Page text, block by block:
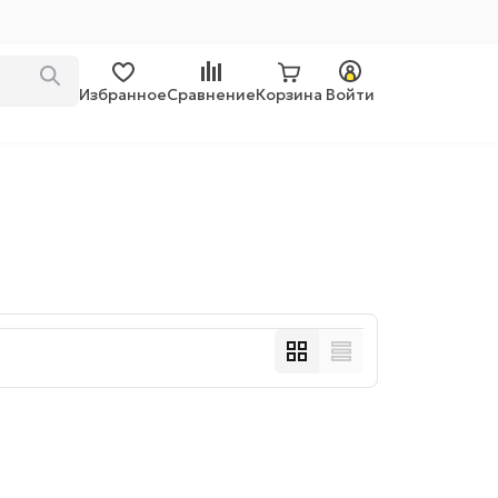
ИзбранноеСравнениеКорзина Войти